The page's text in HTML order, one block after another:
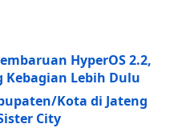
HyperOS 2.2,
Lebih Dulu
Kota di Jateng
City